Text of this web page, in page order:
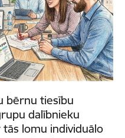
bērnu tiesību
dalībnieku
lomu individuālo